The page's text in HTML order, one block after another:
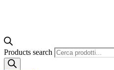
Products search